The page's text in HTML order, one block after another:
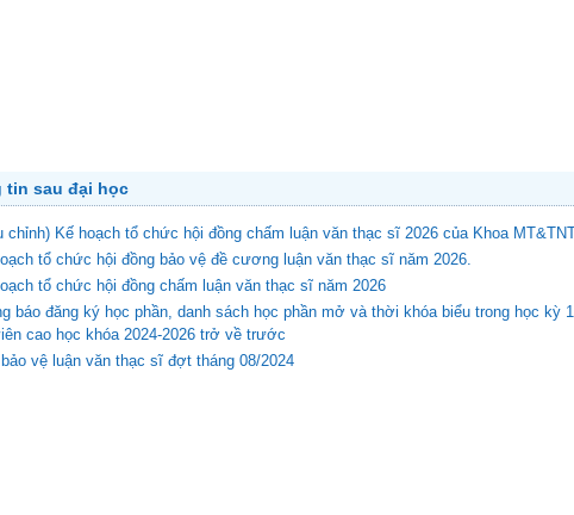
tin sau đại học
chỉnh) Kế hoạch tổ chức hội đồng chấm luận văn thạc sĩ 2026 của Khoa
tổ chức hội đồng bảo vệ đề cương luận văn thạc sĩ năm 2026.
tổ chức hội đồng chấm luận văn thạc sĩ năm 2026
báo đăng ký học phần, danh sách học phần mở và thời khóa biểu trong học kỳ
cao học khóa 2024-2026 trở về trước
bảo vệ luận văn thạc sĩ đợt tháng 08/2024